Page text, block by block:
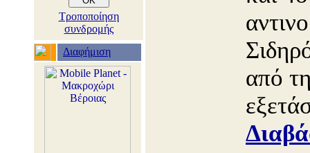
Τροποποίηση
συνδρομής
Διαφήμιση
από